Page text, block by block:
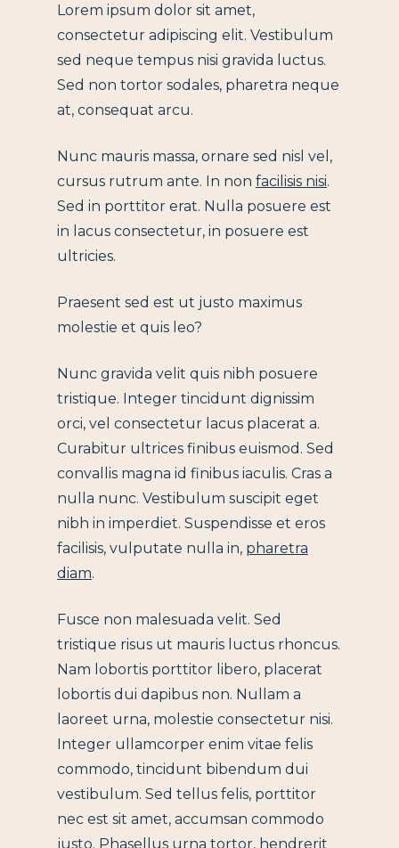
Lorem ipsum dolor sit amet,
consectetur adipiscing elit. Vestibulum
sed neque tempus nisi gravida luctus.
Sed non tortor sodales, pharetra neque
at, consequat arcu.
Nunc mauris massa, ornare sed nisl vel,
cursus rutrum ante. In non facilisis nisi.
Sed in porttitor erat. Nulla posuere est
in lacus consectetur, in posuere est
ultricies.
Praesent sed est ut justo maximus
molestie et quis leo?
Nunc gravida velit quis nibh posuere
tristique. Integer tincidunt dignissim
orci, vel consectetur lacus placerat a.
Curabitur ultrices finibus euismod. Sed
convallis magna id finibus iaculis. Cras a
nulla nunc. Vestibulum suscipit eget
nibh in imperdiet. Suspendisse et eros
facilisis, vulputate nulla in, pharetra
diam.
Fusce non malesuada velit. Sed
tristique risus ut mauris luctus rhoncus.
Nam lobortis porttitor libero, placerat
lobortis dui dapibus non. Nullam a
laoreet urna, molestie consectetur nisi.
Integer ullamcorper enim vitae felis
commodo, tincidunt bibendum dui
vestibulum. Sed tellus felis, porttitor
nec est sit amet, accumsan commodo
justo. Phasellus urna tortor, hendrerit